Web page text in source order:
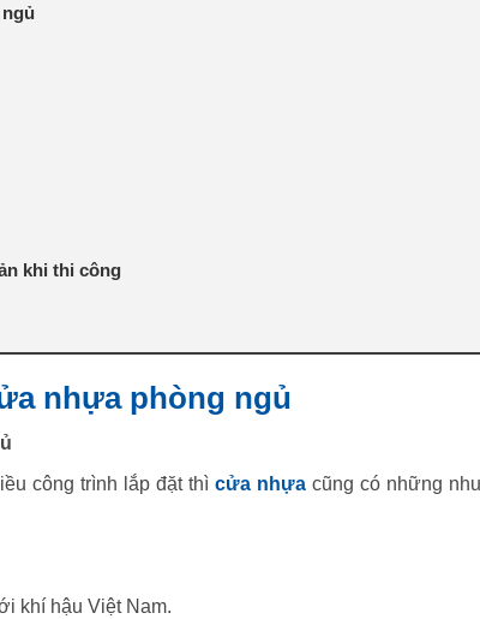
khi thi công
nhựa phòng ngủ
công trình lắp đặt thì cửa nhựa cũng có những
khí hậu Việt Nam.